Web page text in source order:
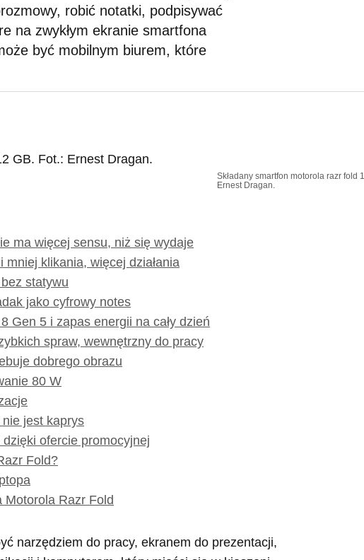
robić notatki, podpisywać
na zwykłym ekranie smartfona
być mobilnym biurem, które
Składany smartfon motorola razr fold
Ernest Dragan.
ma więcej sensu, niż się wydaje
klikania, więcej działania
statywu
jako cyfrowy notes
Gen 5 i zapas energii na cały dzień
spraw, wewnętrzny do pracy
dobrego obrazu
80 W
nie jest kaprys
ofercie promocyjnej
Fold?
Motorola Razr Fold
narzędziem do pracy, ekranem do prezentacji,